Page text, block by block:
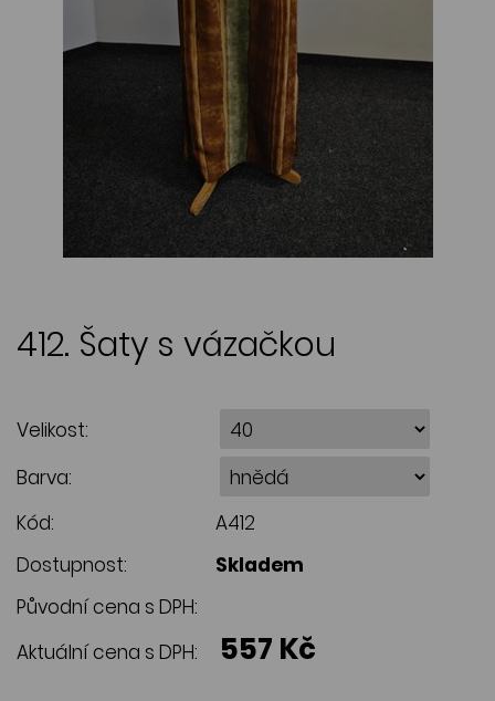
412. Šaty s vázačkou
Velikost:
Barva:
Kód:
A412
Dostupnost:
Skladem
Původní cena s DPH:
Aktuální cena s DPH:
557 Kč